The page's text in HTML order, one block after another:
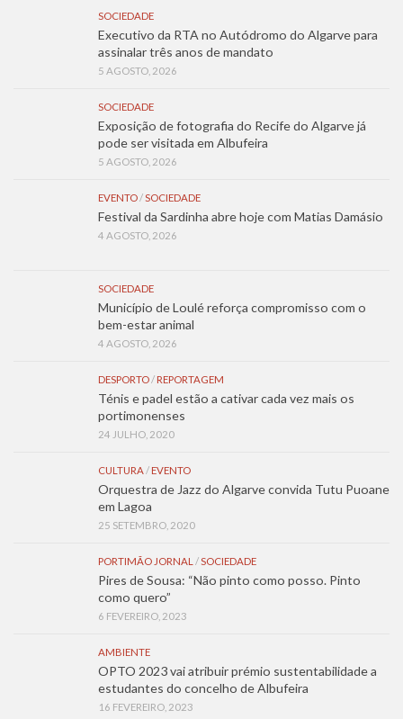
SOCIEDADE
Executivo da RTA no Autódromo do Algarve para
assinalar três anos de mandato
5 AGOSTO, 2026
SOCIEDADE
Exposição de fotografia do Recife do Algarve já
pode ser visitada em Albufeira
5 AGOSTO, 2026
EVENTO/SOCIEDADE
Festival da Sardinha abre hoje com Matias Damásio
4 AGOSTO, 2026
SOCIEDADE
Município de Loulé reforça compromisso com o
bem-estar animal
4 AGOSTO, 2026
DESPORTO/ REPORTAGEM
Ténis e padel estão a cativar cada vez mais os
portimonenses
24 JULHO, 2020
CULTURA/ EVENTO
Orquestra de Jazz do Algarve convida Tutu Puoane
em Lagoa
25 SETEMBRO, 2020
PORTIMÃO JORNAL /SOCIEDADE
Pires de Sousa: “Não pinto como posso. Pinto
como quero”
6 FEVEREIRO, 2023
AMBIENTE
OPTO 2023 vai atribuir prémio sustentabilidade a
estudantes do concelho de Albufeira
16 FEVEREIRO, 2023